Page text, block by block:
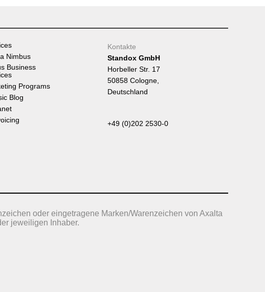
Nimbus
Business
Programs
Blog
Kontakte
Standox GmbH
Horbeller Str. 17
50858 Cologne,
Deutschland
+49 (0)202 2530-0
oder eingetragene Marken/Warenzeichen von Axalta
jeweiligen Inhaber.